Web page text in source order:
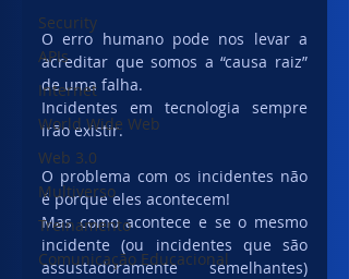
Security
APIs
Internet
World Wide Web
Web 3.0
Multiverso
Treinamento
Comunicação Educacional
O erro humano pode nos levar a
acreditar que somos a “causa raiz”
de uma falha.
Incidentes em tecnologia sempre
irão existir.
O problema com os incidentes não
é porque eles acontecem!
Mas como acontece e se o mesmo
incidente (ou incidentes que são
assustadoramente semelhantes)